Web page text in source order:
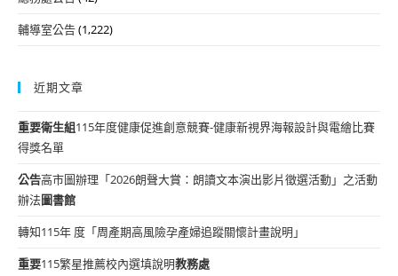
輔導室公告(1,222)
近期文章
重要衛生組115年度健康促進創意競賽-健康新視界海報設計與電繪比賽
得獎名單
公告高市圖辦理「2026朗聲大賞：朗讀文本演出影片徵選活動」之活動
辦法圖書館
轉知115年 度「周產期高風險孕產婦追蹤關懷計畫說明」
重要115繁星推薦校內選填說明教務處